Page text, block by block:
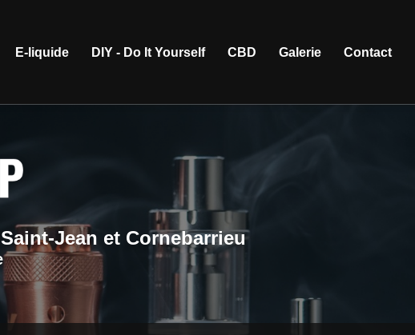
E-liquide DIY - Do It Yourself CBD Galerie Contact
Jean et Cornebarrieu